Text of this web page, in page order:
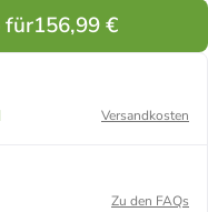
für156,99 €
Versandkosten
Zu den FAQs